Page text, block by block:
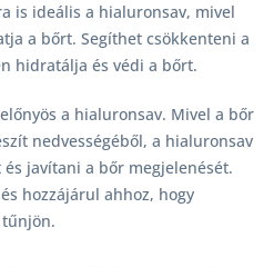
is ideális a hialuronsav, mivel
a bőrt. Segíthet csökkenteni a
hidratálja és védi a bőrt.
a hialuronsav. Mivel a bőr
nedvességéből, a hialuronsav
javítani a bőr megjelenését.
hozzájárul ahhoz, hogy